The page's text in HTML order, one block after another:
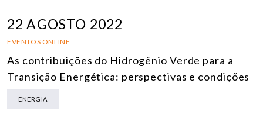
22 AGOSTO 2022
EVENTOS ONLINE
As contribuições do Hidrogênio Verde para a
Transição Energética: perspectivas e condições
ENERGIA